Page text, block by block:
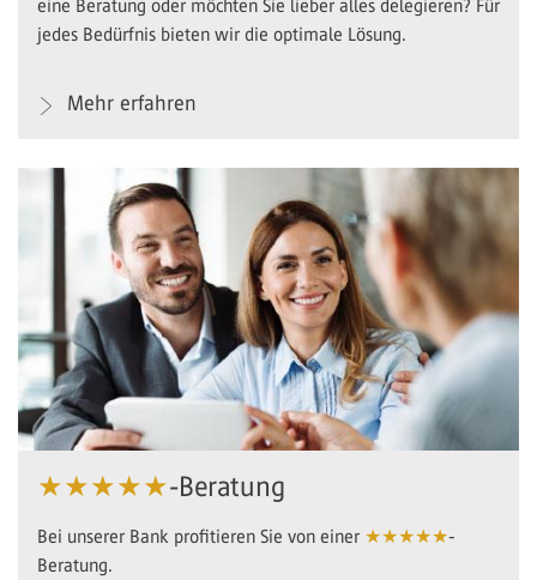
eine Beratung oder möchten Sie lieber alles delegieren? Für
jedes Bedürfnis bieten wir die optimale Lösung.
Mehr erfahren
★★★★★-Beratung
Bei unserer Bank profitieren Sie von einer ★★★★★-
Beratung.